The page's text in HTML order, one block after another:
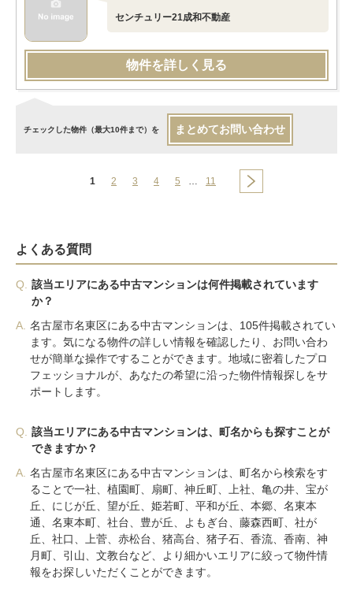
センチュリー21成和不動産
物件を詳しく見る
チェックした物件（最大10件まで）を まとめてお問い合わせ
1 2 3 4 5 … 11
よくある質問
Q.
該当エリアにある中古マンションは何件掲載されています
か？
A. 名古屋市名東区にある中古マンションは、105件掲載されてい
ます。気になる物件の詳しい情報を確認したり、お問い合わ
せが簡単な操作ですることができます。地域に密着したプロ
フェッショナルが、あなたの希望に沿った物件情報探しをサ
ポートします。
Q.
該当エリアにある中古マンションは、町名からも探すことが
できますか？
A. 名古屋市名東区にある中古マンションは、町名から検索をす
ることで一社、植園町、扇町、神丘町、上社、亀の井、宝が
丘、にじが丘、望が丘、姫若町、平和が丘、本郷、名東本
通、名東本町、社台、豊が丘、よもぎ台、藤森西町、社が
丘、社口、上菅、赤松台、猪高台、猪子石、香流、香南、神
月町、引山、文教台など、より細かいエリアに絞って物件情
報をお探しいただくことができます。